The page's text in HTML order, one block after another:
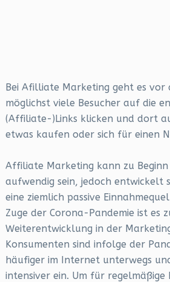
Bei Afilliate Marketing geht es vor
möglichst viele Besucher auf die
(Affiliate-)Links klicken und dort
etwas kaufen oder sich für einen
Affiliate Marketing kann zu
aufwendig sein, jedoch entwickelt
eine ziemlich passive
Zuge der Corona-Pandemie ist es
Weiterentwicklung in der
Konsumenten sind infolge der
häufiger im Internet unterwegs
intensiver ein. Um für regelmäßige